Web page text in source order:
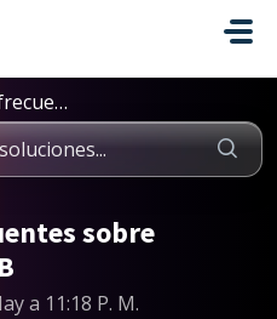
de IB
sobre
a 11:18 P. M.